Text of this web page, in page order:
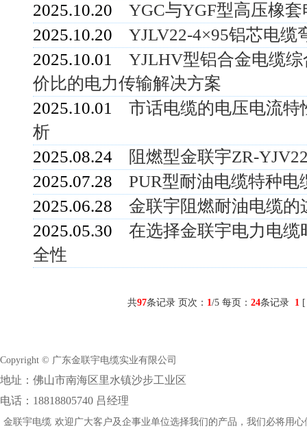
2025.10.20
YGC与YGF型高压橡
2025.10.20
YJLV22-4×95铝芯电缆
2025.10.01
YJLHV型铝合金电缆
价比的电力传输解决方案
2025.10.01
市话电缆的电压电流
析
2025.08.24
阻燃型金联宇ZR-
2025.07.28
PUR型耐油电缆特种电
2025.06.28
金联宇阻燃耐油电缆的
2025.05.30
在选择金联宇电力电
全性
共97条记录 页次： 1/5 每页： 24条记录 1
Copyright © 广东金联宇电缆实业有限公司
地址：佛山市南海区里水镇沙步工业区
电话：18818805740 吕经理
金联宇电缆 欢迎广大客户及企事业单位选择我们的产品，我们必将用心